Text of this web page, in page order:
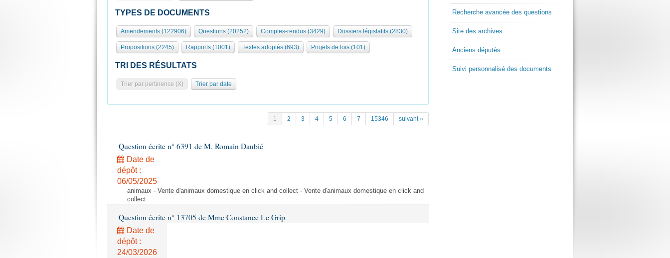
TYPES DE DOCUMENTS
Amendements (122906) Questions (20252) Comptes-rendus (3429) Dossiers législatifs (2830)
Propositions (2245) Rapports (1001) Textes adoptés (693) Projets de lois (101)
TRI DES RÉSULTATS
Trier par pertinence (X) Trier par date
1 2 3 4 5 6 7 15346 suivant »
Question écrite n° 6391 de M. Romain Daubié
Date de
dépôt :
06/05/2025
animaux - Vente d'animaux domestique en click and collect - Vente d'animaux domestique en click and
collect
Question écrite n° 13705 de Mme Constance Le Grip
Date de
dépôt :
24/03/2026
Recherche avancée des questions
Site des archives
Anciens députés
Suivi personnalisé des documents